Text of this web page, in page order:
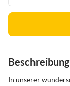
Beschreibung
In unserer